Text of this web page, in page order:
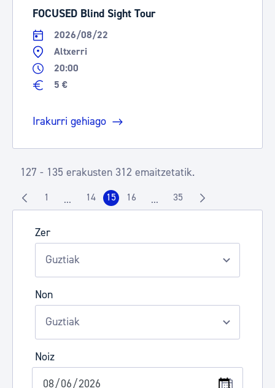
Zer
Non
Noiz
FOCUSED Blind Sight Tour
2026/08/22
Altxerri
20:00
5 €
Irakurri gehiago
127 - 135 erakusten 312 emaitzetatik.
Orrialdea
1 ...Intermediate Pages Use TAB to navigate.
Orrialdea
14 Orrialdea
15 Orrialdea
16 ...Intermediate Pages Use TAB
Orrialdea
35